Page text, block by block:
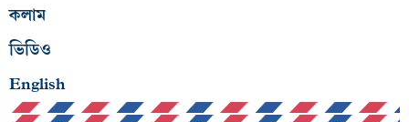
কলাম
ভিডিও
English